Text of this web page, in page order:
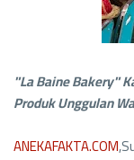
"La Baine Bakery"
Produk Unggulan
ANEKAFAKTA.COM